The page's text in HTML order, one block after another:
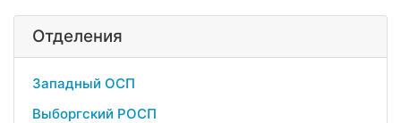
Отделения
Западный ОСП
Выборгский РОСП